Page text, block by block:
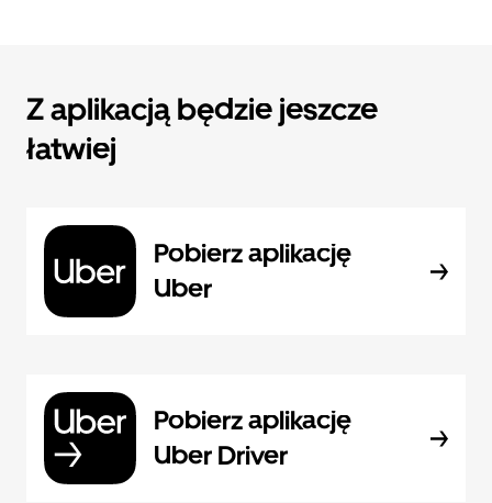
Z aplikacją będzie jeszcze
łatwiej
Pobierz aplikację
Uber
Pobierz aplikację
Uber Driver